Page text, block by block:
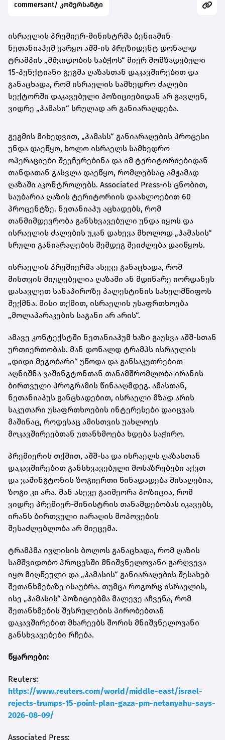
commersant/ კომერსანტი
ისრაელის პრემიერ-მინისტრმა ბენიამინ
ნეთანიაჰუმ უარყო აშშ-ის პრეზიდენტ დონალდ
ტრამპის „მშვიდობის საბჭოს“ მიერ მომზადებული
15-პუნქტიანი გეგმა ღაზასთან დაკავშირებით და
განაცხადა, რომ ისრაელის სამხედრო ძალები
სექტორში დაკავებული პოზიციებიდან არ გავლენ,
ვიდრე „ჰამასი“ სრულად არ განიარაღდება.
გეგმის მიხედვით, „ჰამასს“ განიარაღების პროცესი
უნდა დაეწყო, ხოლო ისრაელს სამხედრო
ოპერაციები შეეჩერებინა და იმ ტერიტორიებიდან
თანდათან გასვლა დაეწყო, რომლებსაც ამჟამად
ღაზაში აკონტროლებს. Associated Press-ის ცნობით,
საუბარია ღაზის ტერიტორიის დაახლოებით 60
პროცენტზე. ნეთანიაჰუ აცხადებს, რომ
თანმიმდევრობა განსხვავებული უნდა იყოს და
ისრაელის ძალების უკან დახევა მხოლოდ „ჰამასის“
სრული განიარაღების შემდეგ შეიძლება დაიწყოს.
ისრაელის პრემიერმა ასევე განაცხადა, რომ
მისთვის მიუღებელია ღაზაში ან მდინარე იორდანეს
დასავლეთ სანაპიროზე პალესტინის სახელმწიფოს
შექმნა. მისი თქმით, ისრაელის უსაფრთხოება
„მოლაპარაკების საგანი არ არის“.
ამავე კონტექსტში ნეთანიაჰუმ ხაზი გაუსვა აშშ-სთან
ურთიერთობას. მან დონალდ ტრამპს ისრაელის
„დიდი მეგობარი“ უწოდა და განსაკუთრებით
აღნიშნა ვაშინგტონთან თანამშრომლობა ირანის
ბირთვული პროგრამის წინააღმდეგ. ამასთან,
ნეთანიაჰუს განცხადებით, ისრაელი მზად არის
საკუთარი უსაფრთხოების ინტერესები დაიცვას
მაშინაც, როდესაც ამისთვის უახლოეს
მოკავშირეებთან უთანხმოება ხდება საჭირო.
პრემიერის თქმით, აშშ-სა და ისრაელს ღაზასთან
დაკავშირებით განსხვავებული მოსაზრებები აქვთ
და ვაშინგტონის ზოგიერთი წინადადება მისაღებია,
ზოგი კი არა. მან ასევე გაიმეორა პოზიცია, რომ
ვიდრე პრემიერ-მინისტრის თანამდებობას იკავებს,
ირანს ბირთვული იარაღის მოპოვების
შესაძლებლობა არ მიეცემა.
ტრამპმა ივლისის ბოლოს განაცხადა, რომ ღაზის
სამშვიდობო პროცესში მნიშვნელოვანი გარღვევა
იყო მიღწეული და „ჰამასის“ განიარაღების შესახებ
შეთანხმებაზე ისაუბრა. თუმცა როგორც ისრაელის,
ისე „ჰამასის“ პოზიციებმა მალევე აჩვენა, რომ
შეთანხმების შესრულების პირობებთან
დაკავშირებით მხარეებს შორის მნიშვნელოვანი
განსხვავებები რჩება.
წყაროები:
Reuters:
https://www.reuters.com/world/middle-east/israel-
rejects-trumps-15-point-plan-gaza-pm-netanyahu-says-
2026-08-09/
Associated Press: